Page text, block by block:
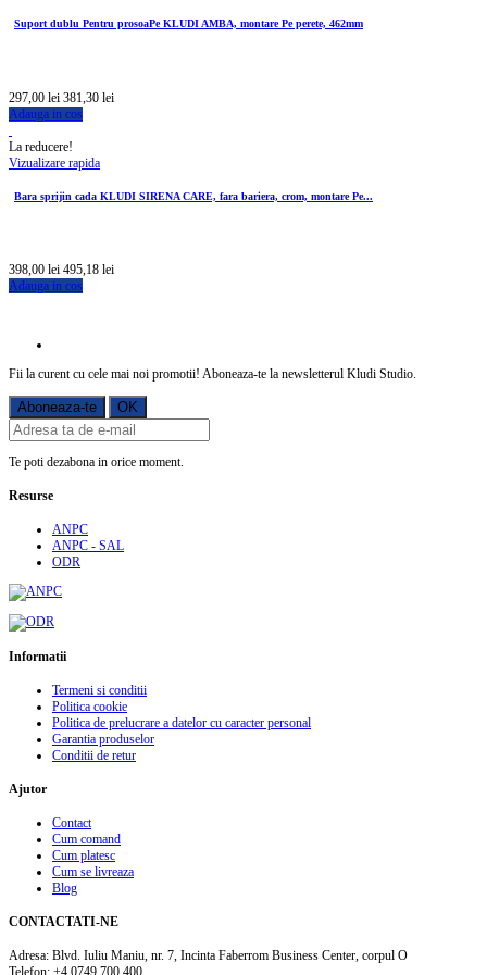
Suport dublu Pentru prosoaPe KLUDI AMBA, montare Pe perete, 462mm
297,00 lei 381,30 lei
Adauga in cos
La reducere!
Vizualizare rapida
Bara sprijin cada KLUDI SIRENA CARE, fara bariera, crom, montare Pe...
398,00 lei 495,18 lei
Adauga in cos
Fii la curent cu cele mai noi promotii! Aboneaza-te la newsletterul Kludi Studio.
Te poti dezabona in orice moment.
Resurse
ANPC
ANPC - SAL
ODR
Informatii
Termeni si conditii
Politica cookie
Politica de prelucrare a datelor cu caracter personal
Garantia produselor
Conditii de retur
Ajutor
Contact
Cum comand
Cum platesc
Cum se livreaza
Blog
CONTACTATI-NE
Adresa: Blvd. Iuliu Maniu, nr. 7, Incinta Faberrom Business Center, corpul O
Telefon: +4 0749 700 400